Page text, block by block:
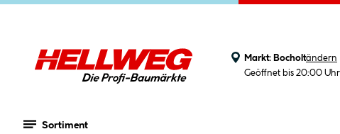
Markt: Bocholtändern
Geöffnet bis 20:00 Uhr
Sortiment